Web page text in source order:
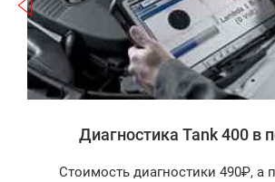
Диагностика Tank 400 в
Стоимость диагностики 490₽, а